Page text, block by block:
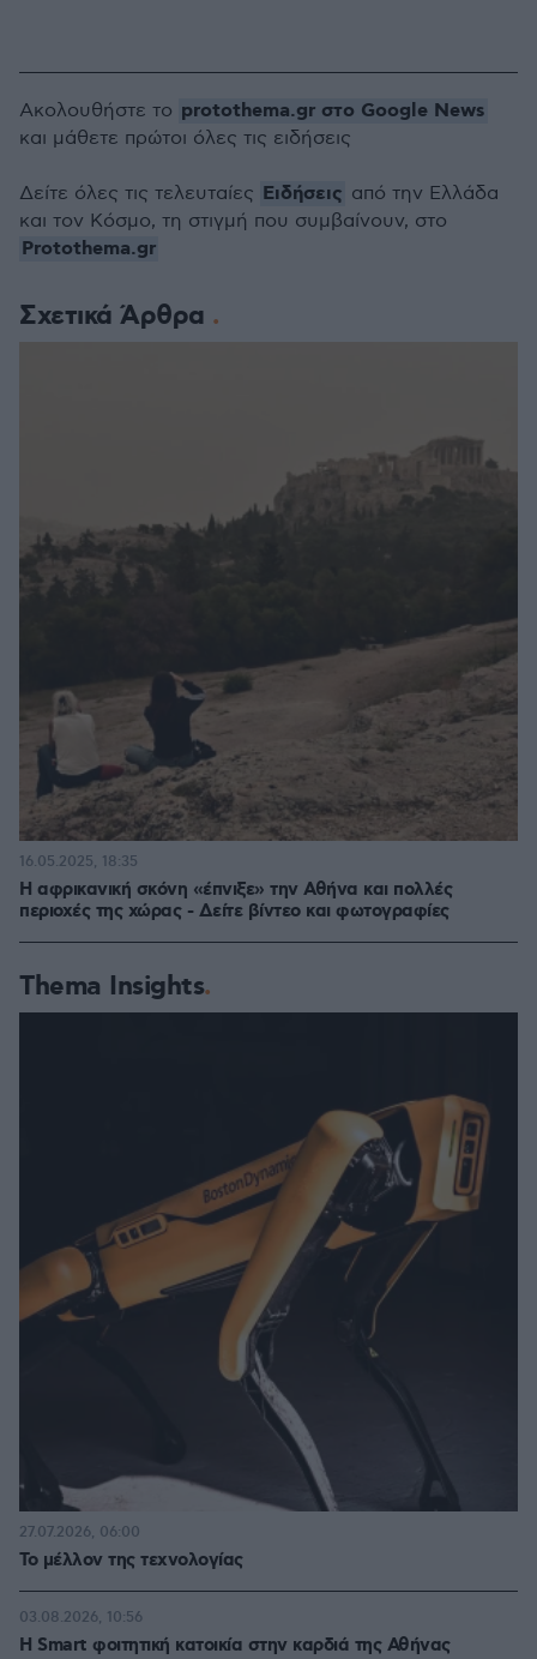
Σχετικά Άρθρα
H αφρικανική σκόνη «έπνιξε» την Αθήνα και πολλές
περιοχές της χώρας - Δείτε βίντεο και φωτογραφίες
16.05.2025, 18:35
Thema Insights
Το μέλλον της τεχνολογίας
27.07.2026, 06:00
Η Smart φοιτητική κατοικία στην καρδιά της Αθήνας
03.08.2026, 10:56
Ακολουθήστε το protothema.gr στο Google News
και μάθετε πρώτοι όλες τις ειδήσεις
Δείτε όλες τις τελευταίες Ειδήσεις από την Ελλάδα
και τον Κόσμο, τη στιγμή που συμβαίνουν, στο
Protothema.gr